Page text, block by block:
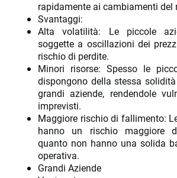
rapidamente ai cambiamenti del
Svantaggi:
Alta volatilità: Le piccole
soggette a oscillazioni dei
rischio di perdite.
Minori risorse: Spesso le
dispongono della stessa
grandi aziende, rendendole
imprevisti.
Maggiore rischio di fallimento:
hanno un rischio maggiore
quanto non hanno una solida
operativa.
Grandi Aziende